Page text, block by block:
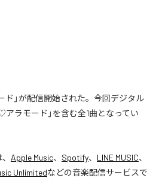
ド」が配信開始された。今回デジタル
ラモード」を含む全1曲となってい
Apple Music、 Spotify、 LINE MUSIC、
Unlimitedなどの音楽配信サービスで